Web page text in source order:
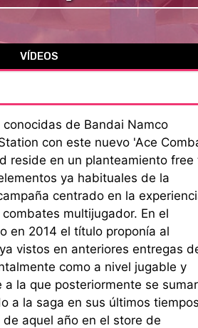
VÍDEOS
de Bandai Namco
con este nuevo 'Ace
reside en un planteamiento free
ya habituales de la
centrado en la
multijugador. En el
en 2014 el título proponía al
vistos en anteriores entregas
como a nivel jugable y
la que posteriormente se
a la saga en sus últimos
aquel año en el store de